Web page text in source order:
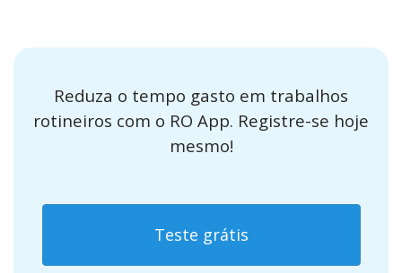
Reduza o tempo gasto em trabalhos
rotineiros com o RO App. Registre-se hoje
mesmo!
Teste grátis